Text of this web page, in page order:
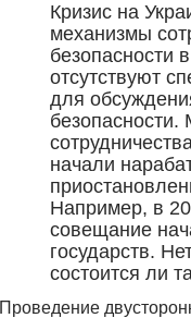
Кризис на
механизмы
безопасности
отсутствуют
для
начали
Например, в
совещание
государств.
состоится ли
Проведение